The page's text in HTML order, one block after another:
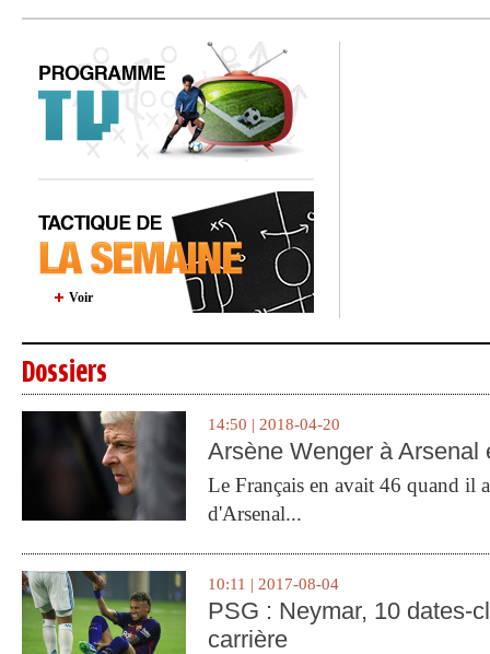
Voir
Dossiers
14:50 | 2018-04-20
Arsène Wenger à Arsenal
Le Français en avait 46 quand il
d'Arsenal...
10:11 | 2017-08-04
PSG : Neymar, 10 dates-
carrière